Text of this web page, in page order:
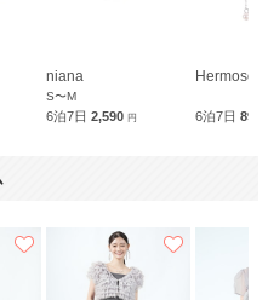
niana
S〜M
6泊7日 2,590 円
Hermoso
6泊7日 890